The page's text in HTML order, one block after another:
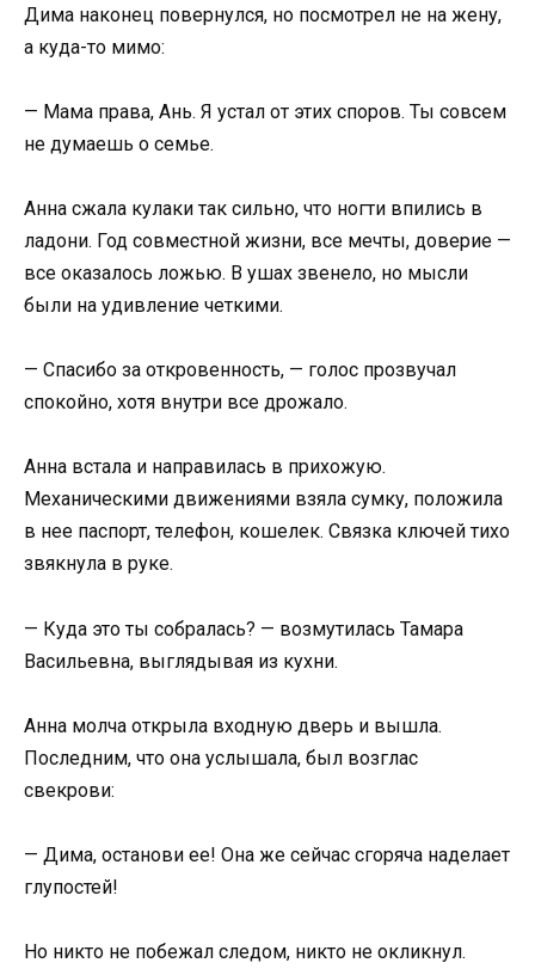
Дима наконец повернулся, но посмотрел не на жену,
а куда-то мимо:
— Мама права, Ань. Я устал от этих споров. Ты совсем
не думаешь о семье.
Анна сжала кулаки так сильно, что ногти впились в
ладони. Год совместной жизни, все мечты, доверие —
все оказалось ложью. В ушах звенело, но мысли
были на удивление четкими.
— Спасибо за откровенность, — голос прозвучал
спокойно, хотя внутри все дрожало.
Анна встала и направилась в прихожую.
Механическими движениями взяла сумку, положила
в нее паспорт, телефон, кошелек. Связка ключей тихо
звякнула в руке.
— Куда это ты собралась? — возмутилась Тамара
Васильевна, выглядывая из кухни.
Анна молча открыла входную дверь и вышла.
Последним, что она услышала, был возглас
свекрови:
— Дима, останови ее! Она же сейчас сгоряча наделает
глупостей!
Но никто не побежал следом, никто не окликнул.